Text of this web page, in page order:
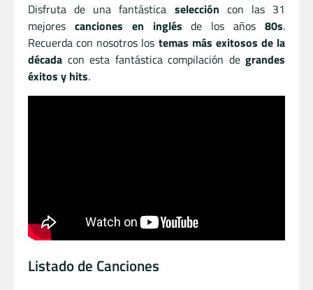
Disfruta de una fantástica selección con las 31
mejores canciones en inglés de los años80s.
Recuerda con nosotros los temas más exitosos de la
década con esta fantástica compilación de grandes
éxitos y hits.
Listado de Canciones